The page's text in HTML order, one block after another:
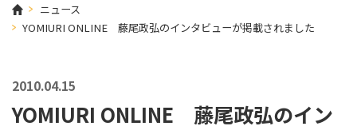
ニュース
YOMIURI ONLINE 藤尾政弘のインタビューが掲載されました
2010.04.15
YOMIURI ONLINE 藤尾政弘のイン